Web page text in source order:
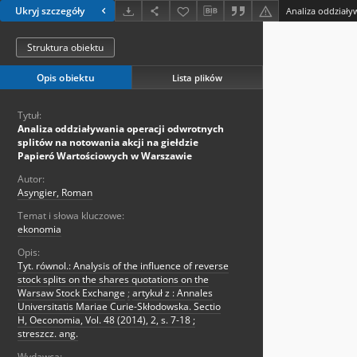
Ukryj szczegóły
Struktura obiektu
Opis obiektu Lista plików
Tytuł:
Analiza oddziaływania operacji odwrotnych
splitów na notowania akcji na giełdzie
Papieró Wartościowych w Warszawie
Autor:
Asyngier, Roman
Temat i słowa kluczowe:
ekonomia
Opis:
Tyt. równol.: Analysis of the influence of reverse
stock splits on the shares quotations on the
Warsaw Stock Exchange ; artykuł z : Annales
Universitatis Mariae Curie-Skłodowska. Sectio
H, Oeconomia, Vol. 48 (2014), 2, s. 7-18 ;
streszcz. ang.